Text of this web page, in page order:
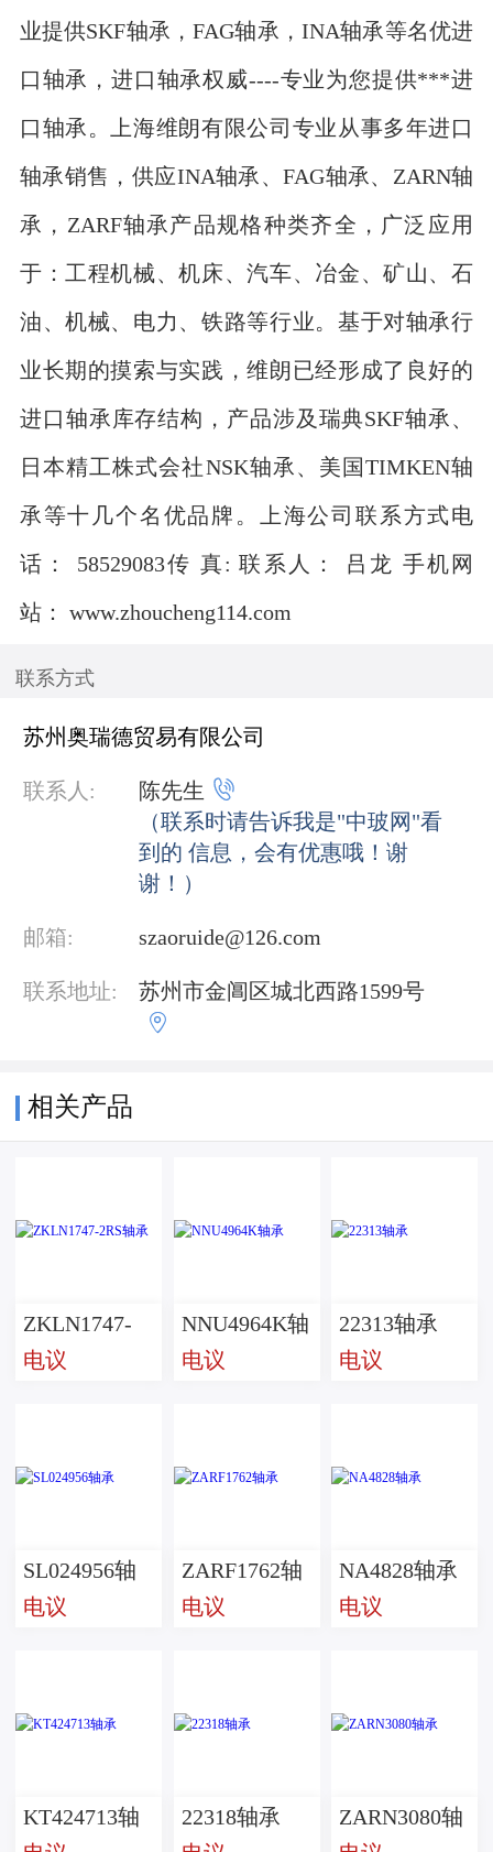
业提供SKF轴承，FAG轴承，INA轴承等名优进
口轴承，进口轴承权威----专业为您提供***进
口轴承。上海维朗有限公司专业从事多年进口
轴承销售，供应INA轴承、FAG轴承、ZARN轴
承，ZARF轴承产品规格种类齐全，广泛应用
于：工程机械、机床、汽车、冶金、矿山、石
油、机械、电力、铁路等行业。基于对轴承行
业长期的摸索与实践，维朗已经形成了良好的
进口轴承库存结构，产品涉及瑞典SKF轴承、
日本精工株式会社NSK轴承、美国TIMKEN轴
承等十几个名优品牌。上海公司联系方式电
话： 58529083传 真: 联系人： 吕龙 手机网
站： www.zhoucheng114.com
联系方式
苏州奥瑞德贸易有限公司
联系人: 陈先生 
（联系时请告诉我是"中玻网"看
到的 信息，会有优惠哦！谢
谢！）
邮箱: szaoruide@126.com
联系地址: 苏州市金阊区城北西路1599号

相关产品
ZKLN1747-
2RS轴承
电议
NNU4964K轴
承
电议
22313轴承
电议
SL024956轴
承
电议
ZARF1762轴
承
电议
NA4828轴承
电议
KT424713轴
22318轴承
ZARN3080轴